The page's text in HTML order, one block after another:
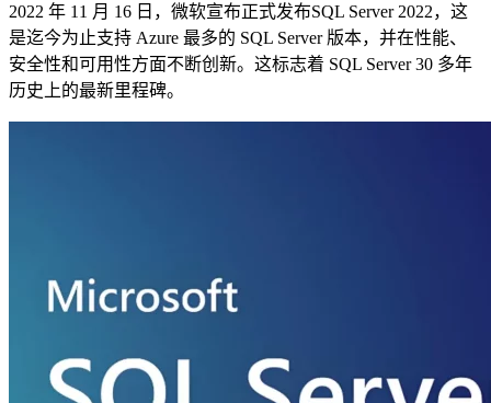
2022 年 11 月 16 日，微软宣布正式发布SQL Server 2022，这
是迄今为止支持 Azure 最多的 SQL Server 版本，并在性能、
安全性和可用性方面不断创新。这标志着 SQL Server 30 多年
历史上的最新里程碑。